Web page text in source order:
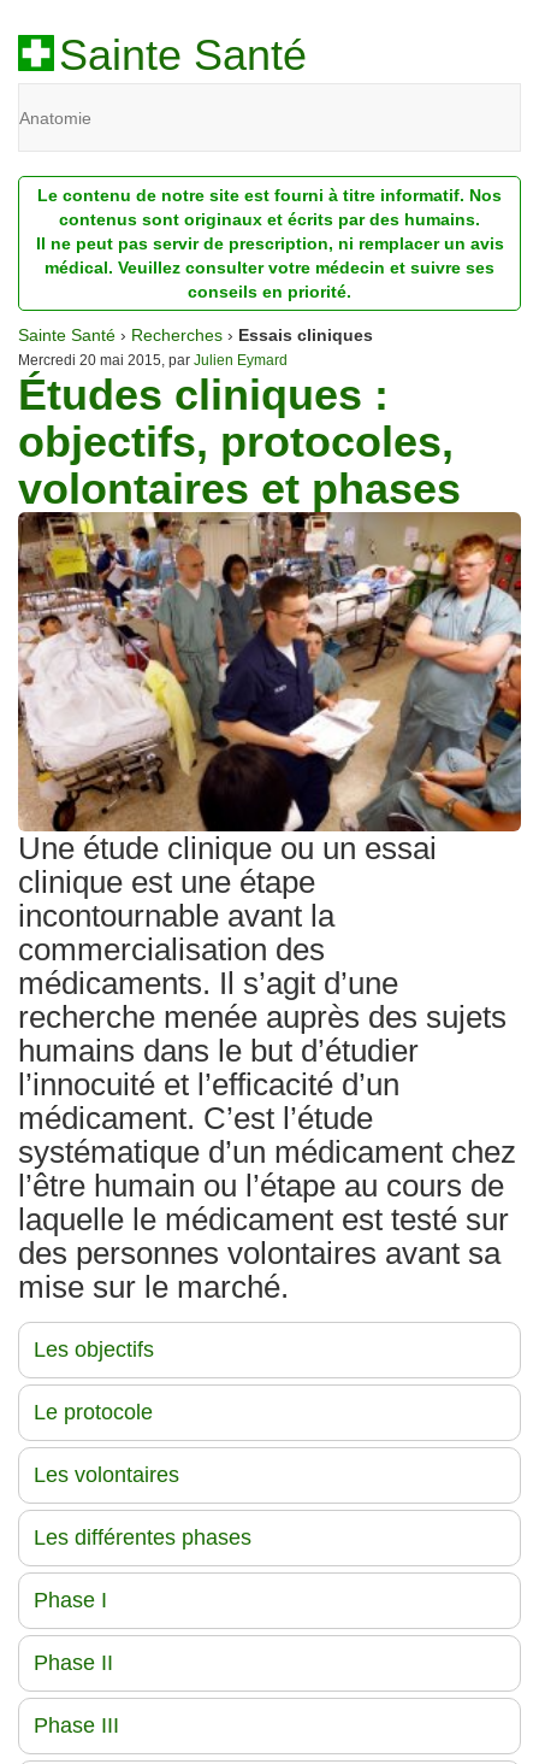
Sainte Santé
Anatomie
Diagnostic
Dossiers
Homéopathie
Nutrition
Pathologie
Psychologie
Recherches
Traitements
Le contenu de notre site est fourni à titre informatif. Nos
contenus sont originaux et écrits par des humains.
Il ne peut pas servir de prescription, ni remplacer un avis
médical. Veuillez consulter votre médecin et suivre ses
conseils en priorité.
Sainte Santé › Recherches › Essais cliniques
Mercredi 20 mai 2015, par Julien Eymard
Études cliniques :
objectifs, protocoles,
volontaires et phases
Une étude clinique ou un essai
clinique est une étape
incontournable avant la
commercialisation des
médicaments. Il s’agit d’une
recherche menée auprès des sujets
humains dans le but d’étudier
l’innocuité et l’efficacité d’un
médicament. C’est l’étude
systématique d’un médicament chez
l’être humain ou l’étape au cours de
laquelle le médicament est testé sur
des personnes volontaires avant sa
mise sur le marché.
Les objectifs
Le protocole
Les volontaires
Les différentes phases
Phase I
Phase II
Phase III